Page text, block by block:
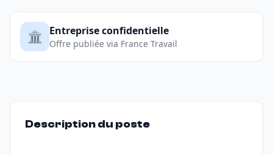
🏛️ Entreprise confidentielle
Offre publiée via France Travail
Description du poste